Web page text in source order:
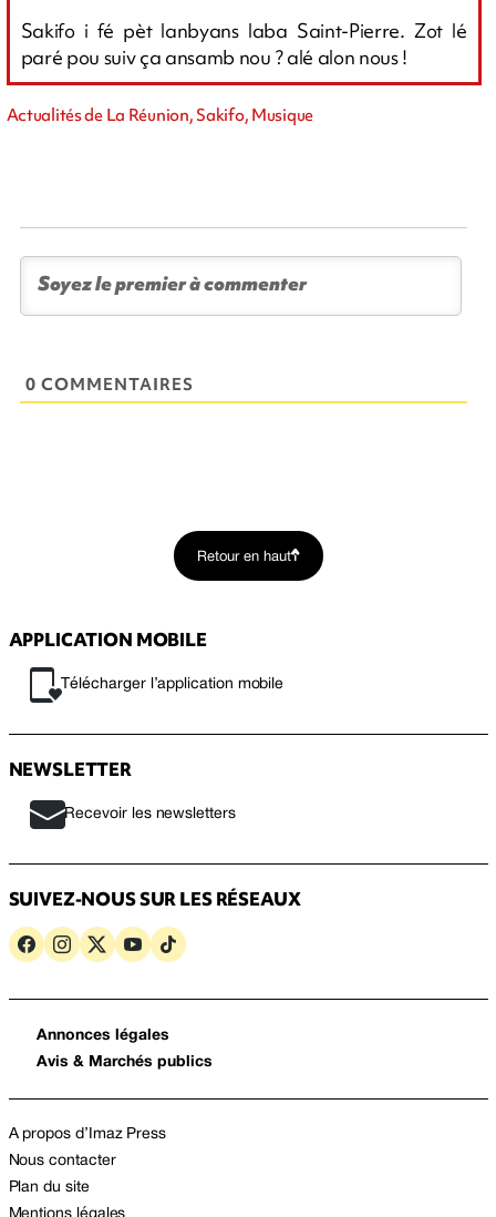
Sakifo i fé pèt lanbyans laba Saint-Pierre. Zot lé
paré pou suiv ça ansamb nou ? alé alon nous !
Actualités de La Réunion, Sakifo, Musique
0 COMMENTAIRES
Retour en haut
APPLICATION MOBILE
Télécharger l’application mobile
NEWSLETTER
Recevoir les newsletters
SUIVEZ-NOUS SUR LES RÉSEAUX
Annonces légales
Avis & Marchés publics
A propos d’Imaz Press
Nous contacter
Plan du site